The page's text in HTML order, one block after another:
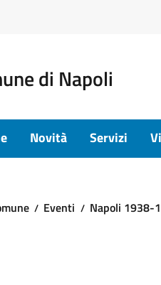
di Napoli
Novità Servizi
Eventi Napoli 1938-